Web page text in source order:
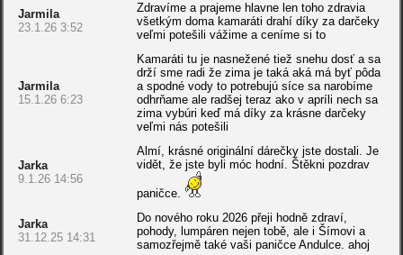
Jarmila
23.1.26 3:52
Zdravíme a prajeme hlavne len toho zdravia
všetkým doma kamaráti drahí díky za darčeky
veľmi potešili vážime a ceníme si to
Jarmila
15.1.26 6:23
Kamaráti tu je nasnežené tiež snehu dosť a sa
drží sme radi že zima je taká aká má byť pôda
a spodné vody to potrebujú síce sa narobíme
odhrňame ale radšej teraz ako v apríli nech sa
zima vybúri keď má díky za krásne darčeky
veľmi nás potešili
Jarka
9.1.26 14:56
Almí, krásné originální dárečky jste dostali. Je
vidět, že jste byli móc hodní. Štěkni pozdrav
paničce.
Jarka
31.12.25 14:31
Do nového roku 2026 přeji hodně zdraví,
pohody, lumpáren nejen tobě, ale i Šímovi a
samozřejmě také vaši paničce Andulce. ahoj